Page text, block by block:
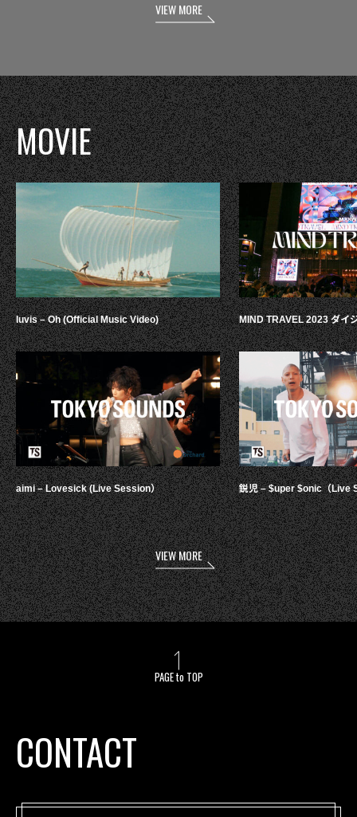
VIEW MORE
MOVIE
luvis – Oh (Official Music Video)
aimi – Lovesick (Live Session）
MIND TRAVEL 2023 ダイ
鋭児 – $uper $onic（Live
VIEW MORE
PAGE to TOP
CONTACT